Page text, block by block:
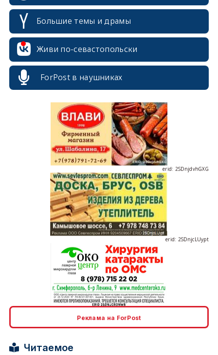
Большие темы и драмы
Живи по-севастопольски
ForPost в наушниках
erid: 2SDnjdvhGXG
erid: 2SDnjcLUypt
erid: 2SDnjcrDNw6
Реклама на ForPost
Читаемое